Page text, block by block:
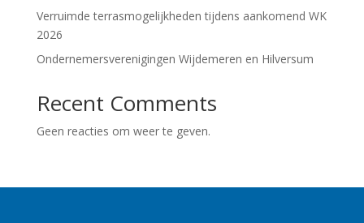
Verruimde terrasmogelijkheden tijdens aankomend WK
2026
Ondernemersverenigingen Wijdemeren en Hilversum
Recent Comments
Geen reacties om weer te geven.